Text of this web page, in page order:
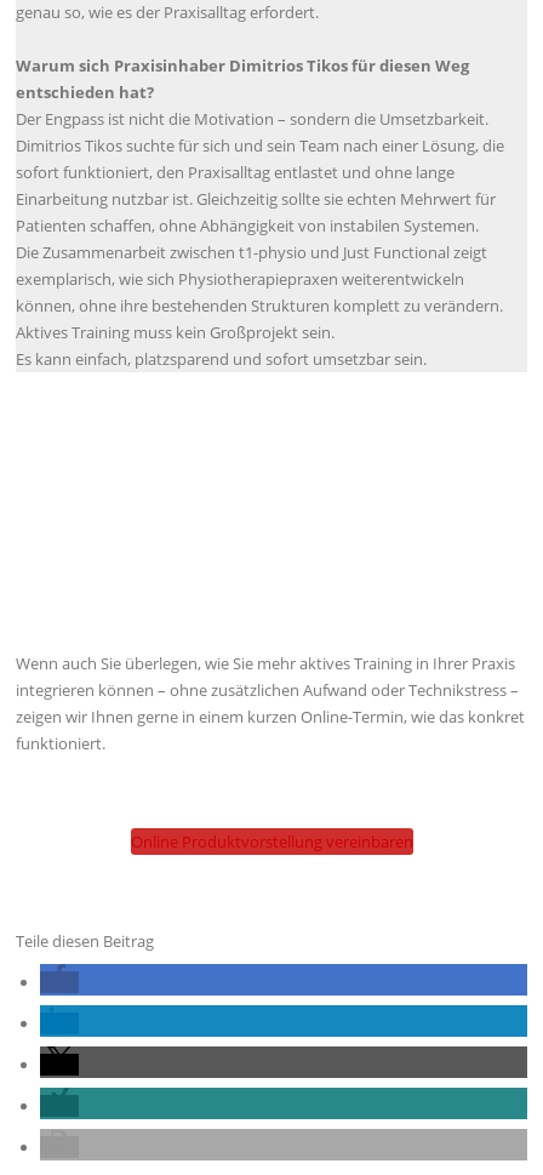
genau so, wie es der Praxisalltag erfordert.
Warum sich Praxisinhaber Dimitrios Tikos für diesen Weg
entschieden hat?
Der Engpass ist nicht die Motivation – sondern die Umsetzbarkeit.
Dimitrios Tikos suchte für sich und sein Team nach einer Lösung, die
sofort funktioniert, den Praxisalltag entlastet und ohne lange
Einarbeitung nutzbar ist. Gleichzeitig sollte sie echten Mehrwert für
Patienten schaffen, ohne Abhängigkeit von instabilen Systemen.
Die Zusammenarbeit zwischen t1-physio und Just Functional zeigt
exemplarisch, wie sich Physiotherapiepraxen weiterentwickeln
können, ohne ihre bestehenden Strukturen komplett zu verändern.
Aktives Training muss kein Großprojekt sein.
Es kann einfach, platzsparend und sofort umsetzbar sein.
Wenn auch Sie überlegen, wie Sie mehr aktives Training in Ihrer Praxis
integrieren können – ohne zusätzlichen Aufwand oder Technikstress –
zeigen wir Ihnen gerne in einem kurzen Online-Termin, wie das konkret
funktioniert.
Online Produktvorstellung vereinbaren
Teile diesen Beitrag